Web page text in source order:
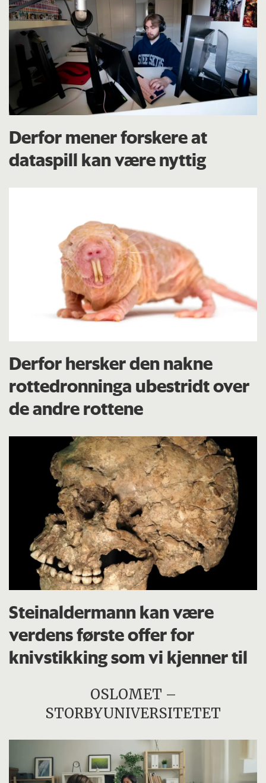
Derfor mener forskere at
dataspill kan være nyttig
Derfor hersker den nakne
rottedronninga ubestridt over
de andre rottene
Steinaldermann kan være
verdens første offer for
knivstikking som vi kjenner til
OSLOMET –
STORBYUNIVERSITETET